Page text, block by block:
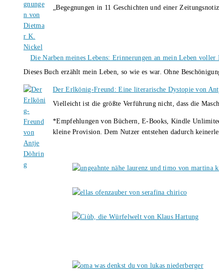
„Begegnungen in 11 Geschichten und einer
Die Narben meines Lebens: Erinnerungen an mein Leben
Dieses Buch erzählt mein Leben, so wie es war. Ohne
Der Erlkönig-Freund: Eine literarische Dystopie von
Vielleicht ist die größte Verführung nicht, dass die
*Empfehlungen von Büchern, E-Books, Kindle
kleine Provision. Dem Nutzer entstehen dadurch